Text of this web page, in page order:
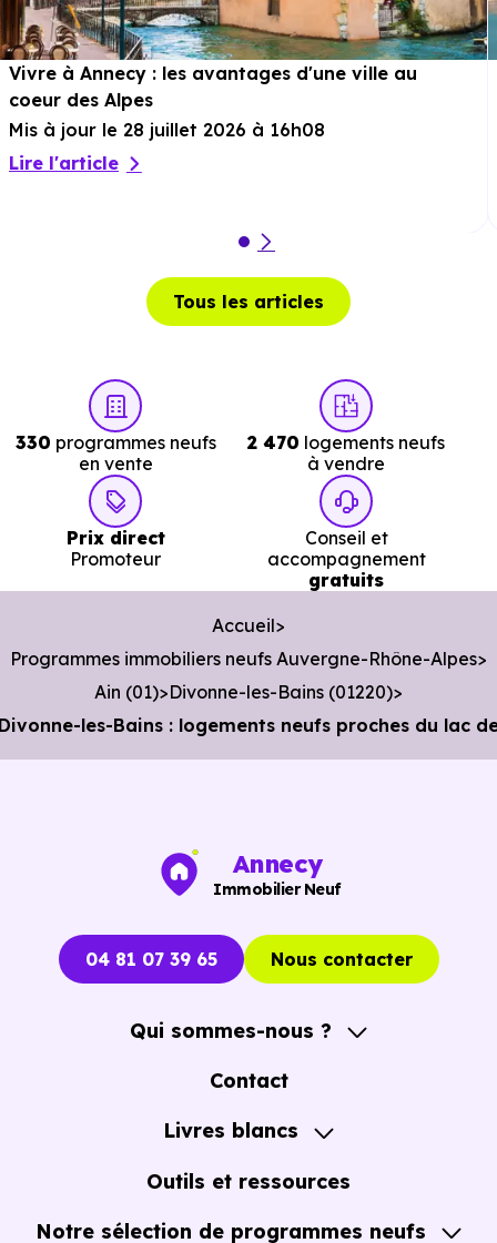
Bibliothèque :Bibliotheque Municipale de Gex à 8.8
km, soit 12 min en voiture ou à 8.3 km, soit 1h 39 min à
.
Vivre à Annecy : les avantages d'une ville au
coeur des Alpes
Mis à jour le 28 juillet 2026 à 16h08
Lire l'article
Tous les articles
330 programmes neufs
en vente
2 470 logements neufs
à vendre
Prix direct
Promoteur
Conseil et
accompagnement
gratuits
Accueil
Programmes immobiliers neufs Auvergne-Rhône-Alpes
Ain (01) Divonne-les-Bains (01220)
les-Bains : logements neufs proches du lac
Annecy
Immobilier Neuf
04 81 07 39 65 Nous contacter
Qui sommes-nous ?
A propos
Contact
Livres blancs
Guide de l'Achat immobilier neuf en VEFA
Outils et ressources
Notre sélection de programmes neufs